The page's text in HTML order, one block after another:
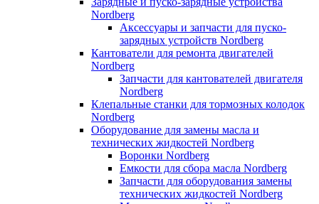
Nordberg
Аксессуары и запчасти для пуско-
зарядных устройств Nordberg
Кантователи для ремонта двигателей
Nordberg
Запчасти для кантователей двигателя
Nordberg
Клепальные станки для тормозных колодок
Nordberg
Оборудование для замены масла и
технических жидкостей Nordberg
Воронки Nordberg
Емкости для сбора масла Nordberg
Запчасти для оборудования замены
технических жидкостей Nordberg